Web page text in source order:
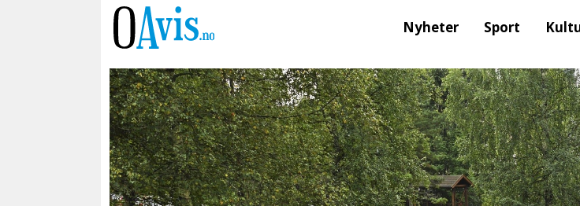
Nyheter Sport